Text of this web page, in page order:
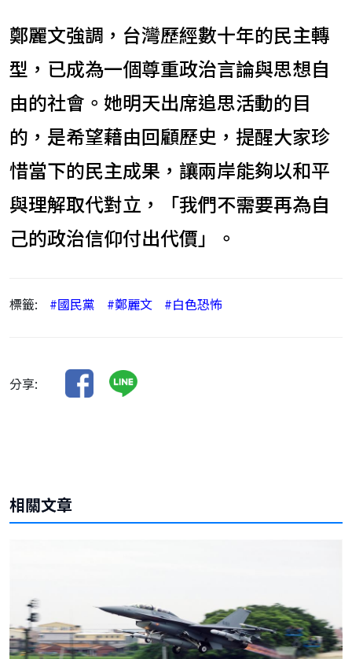
鄭麗文強調，台灣歷經數十年的民主轉
型，已成為一個尊重政治言論與思想自
由的社會。她明天出席追思活動的目
的，是希望藉由回顧歷史，提醒大家珍
惜當下的民主成果，讓兩岸能夠以和平
與理解取代對立，「我們不需要再為自
己的政治信仰付出代價」。
標籤: #國民黨 #鄭麗文 #白色恐怖
分享:
相關文章